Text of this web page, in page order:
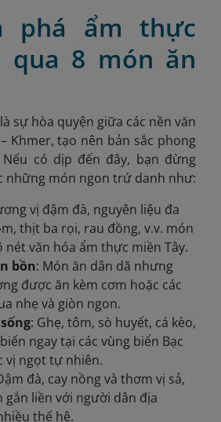
phá ẩm thực
qua 8 món ăn
sự hòa quyện giữa các nền văn
Khmer, tạo nên bản sắc phong
có dịp đến đây, bạn đừng
những món ngon trứ danh như:
vị đậm đà, nguyên liệu đa
thịt ba rọi, rau đồng, v.v. món
nét văn hóa ẩm thực miền Tây.
bồn: Món ăn dân dã nhưng
được ăn kèm cơm hoặc các
nhẹ và giòn ngon.
: Ghẹ, tôm, sò huyết, cá kèo,
ngay tại các vùng biển Bạc
vị ngọt tự nhiên.
đà, cay nồng và thơm vị sả,
gắn liền với người dân địa
thế hệ.